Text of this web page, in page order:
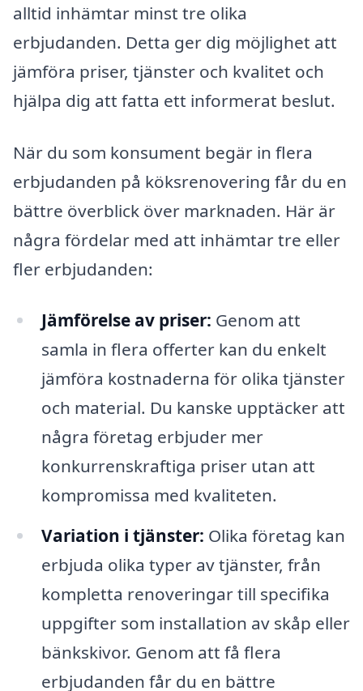
alltid inhämtar minst tre olika
erbjudanden. Detta ger dig möjlighet att
jämföra priser, tjänster och kvalitet och
hjälpa dig att fatta ett informerat beslut.
När du som konsument begär in flera
erbjudanden på köksrenovering får du en
bättre överblick över marknaden. Här är
några fördelar med att inhämtar tre eller
fler erbjudanden:
Jämförelse av priser: Genom att
samla in flera offerter kan du enkelt
jämföra kostnaderna för olika tjänster
och material. Du kanske upptäcker att
några företag erbjuder mer
konkurrenskraftiga priser utan att
kompromissa med kvaliteten.
Variation i tjänster: Olika företag kan
erbjuda olika typer av tjänster, från
kompletta renoveringar till specifika
uppgifter som installation av skåp eller
bänkskivor. Genom att få flera
erbjudanden får du en bättre